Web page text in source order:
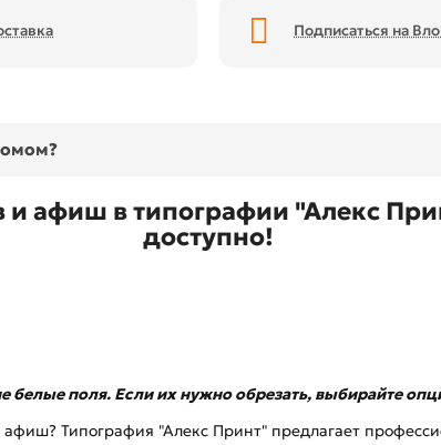
Подписаться на
и афиш в типографии "Алекс
доступно!
белые поля. Если их нужно обрезать, выбирайте
Типография "Алекс Принт" предлагает